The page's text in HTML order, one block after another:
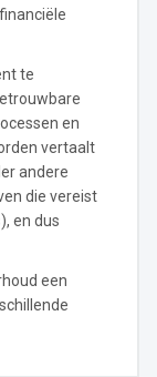
te
en
vertaalt
andere
die vereist
en dus
een